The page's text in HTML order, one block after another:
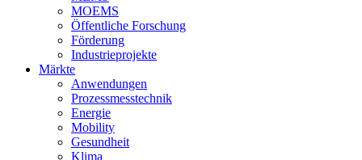
MOEMS
Öffentliche Forschung
Förderung
Industrieprojekte
Märkte
Anwendungen
Prozessmesstechnik
Energie
Mobility
Gesundheit
Klima